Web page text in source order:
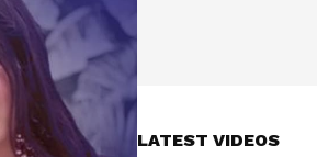
LATEST VIDEOS